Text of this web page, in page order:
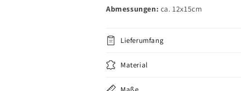
Abmessungen: ca. 12x15cm
Lieferumfang
Material